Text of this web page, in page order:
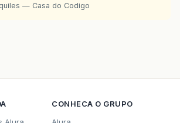
— Casa do Codigo
CONHECA O GRUPO